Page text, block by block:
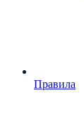
Правила